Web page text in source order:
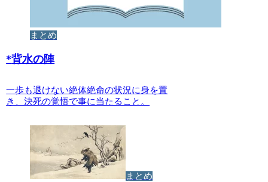
まとめ
*背水の陣
一歩も退けない絶体絶命の状況に身を置
き、決死の覚悟で事に当たること。
まとめ